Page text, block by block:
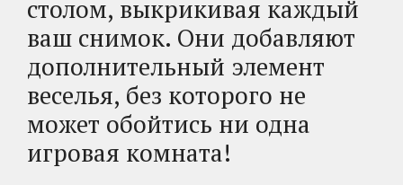
столом, выкрикивая каждый
ваш снимок. Они добавляют
дополнительный элемент
веселья, без которого не
может обойтись ни одна
игровая комната!